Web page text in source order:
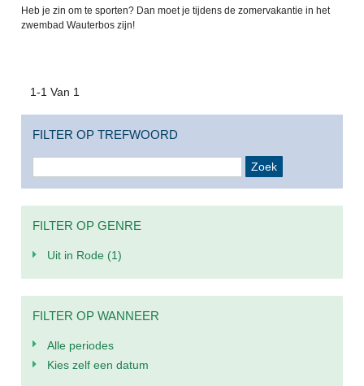
Heb je zin om te sporten? Dan moet je tijdens de zomervakantie in het
zwembad Wauterbos zijn!
1-1 Van 1
FILTER OP TREFWOORD
FILTER OP GENRE
Uit in Rode (1)
FILTER OP WANNEER
Alle periodes
Kies zelf een datum